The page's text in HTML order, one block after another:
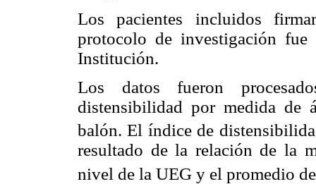
Los pacientes incluidos
protocolo de investigación
Institución.
Los datos fueron
distensibilidad por medida de
balón. El índice de
resultado de la relación de la
nivel de la UEG y el promedio